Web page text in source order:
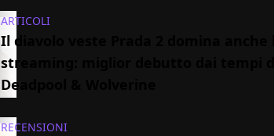
ARTICOLI
Il diavolo veste Prada 2 domina anche lo
streaming: miglior debutto dai tempi di
Deadpool & Wolverine
RECENSIONI